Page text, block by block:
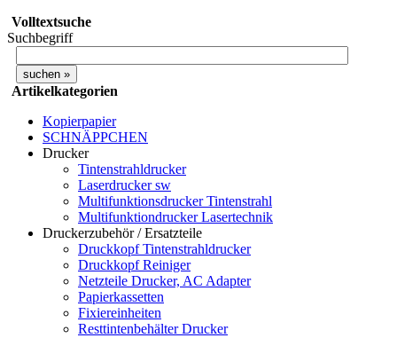
Volltextsuche
Suchbegriff
Artikelkategorien
Kopierpapier
SCHNÄPPCHEN
Drucker
Tintenstrahldrucker
Laserdrucker sw
Multifunktionsdrucker Tintenstrahl
Multifunktiondrucker Lasertechnik
Druckerzubehör / Ersatzteile
Druckkopf Tintenstrahldrucker
Druckkopf Reiniger
Netzteile Drucker, AC Adapter
Papierkassetten
Fixiereinheiten
Resttintenbehälter Drucker